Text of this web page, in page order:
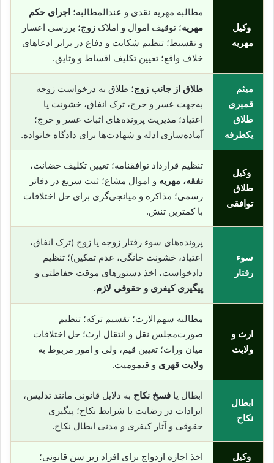
وکیل
مهریه
مطالبه مهریه نقدی و عندالمطالبه؛ اجرای حکم
مهریه؛ توقیف اموال و املاک زوج؛ بررسی اعسار
و تقسیط؛ تنظیم شکایت و دفاع در برابر ادعاهای
خلاف واقع؛ تعیین تکلیف اقساط و وثایق.
میثم
قمبری
طلاق
یکطرفه
طلاق از جانب زوج؛ طلاق به درخواست زوجه
به‌جهت عسر و حرج، ترک انفاق، خشونت یا
اعتیاد؛ مدیریت پرونده‌های اثبات عسر و حرج؛
آماده‌سازی ادله و شهادت‌ها برای دادگاه خانواده.
وکیل
طلاق
توافقی
تنظیم قرارداد توافقنامه؛ تعیین تکلیف حضانت،
نفقه، مهریه و اموال مشاع؛ ثبت سریع در دفاتر
رسمی؛ مذاکره و میانجی‌گری برای حل اختلافات
با کمترین تنش.
سوء
رفتار
پرونده‌های سوء رفتار زوجه یا زوج (ترک انفاق،
اعتیاد، خشونت خانگی، عدم تمکین)؛ تنظیم
دادخواست، اخذ دستورهای موقت حفاظتی و
پیگیری کیفری و حقوقی لازم.
ارث و
ولایت
مطالبه سهم‌الارث؛ تقسیم ترکه؛ تنظیم
صورت‌مجلس نقل و انتقال ارث؛ حل اختلافات
میان وراث؛ تعیین قیم، ولی و امور مربوط به
ولایت قهری و قیمومیت.
ابطال
نکاح
ابطال یا فسخ نکاح به دلایل قانونی مانند تدلیس،
ایرادات در رضایت یا شرایط نکاح؛ پیگیری
حقوقی و آثار کیفری و مدنی ابطال نکاح.
وکیل
اخذ اجازه ازدواج برای افراد زیر سن قانونی؛